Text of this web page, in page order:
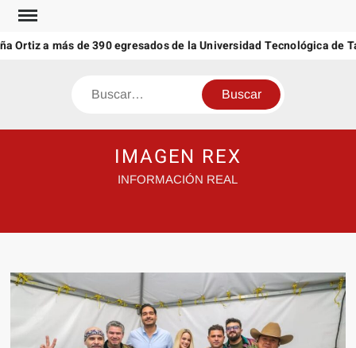
Saltar
contenidoa más de 390 egresados de la Universidad Tecnológica de
Buscar
IMAGEN REX
INFORMACIÓN REAL